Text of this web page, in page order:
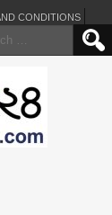
CONDITIONS